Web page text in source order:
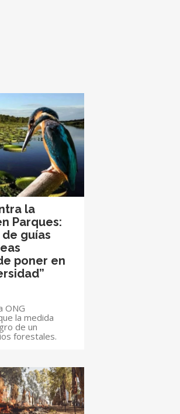
la
Parques:
guías
poner en
ONG
la medida
de un
forestales.